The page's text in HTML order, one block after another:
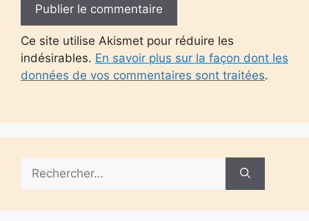
Ce site utilise Akismet pour réduire les
indésirables. En savoir plus sur la façon dont les
données de vos commentaires sont traitées.